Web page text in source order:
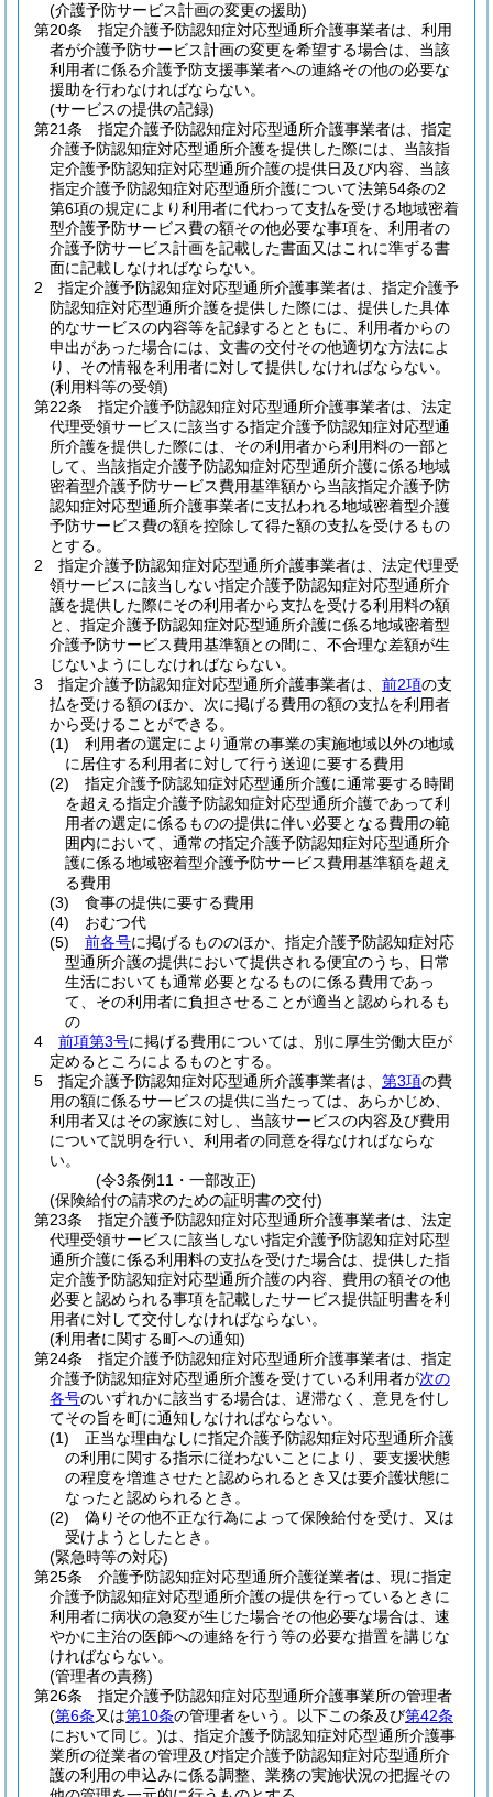
(介護予防サービス計画の変更の援助)
第20条
指定介護予防認知症対応型通所介護事業者は、利用
者が介護予防サービス計画の変更を希望する場合は、当該
利用者に係る介護予防支援事業者への連絡その他の必要な
援助を行わなければならない。
(サービスの提供の記録)
第21条
指定介護予防認知症対応型通所介護事業者は、指定
介護予防認知症対応型通所介護を提供した際には、当該指
定介護予防認知症対応型通所介護の提供日及び内容、当該
指定介護予防認知症対応型通所介護について法第54条の2
第6項の規定により利用者に代わって支払を受ける地域密着
型介護予防サービス費の額その他必要な事項を、利用者の
介護予防サービス計画を記載した書面又はこれに準ずる書
面に記載しなければならない。
2
指定介護予防認知症対応型通所介護事業者は、指定介護予
防認知症対応型通所介護を提供した際には、提供した具体
的なサービスの内容等を記録するとともに、利用者からの
申出があった場合には、文書の交付その他適切な方法によ
り、その情報を利用者に対して提供しなければならない。
(利用料等の受領)
第22条
指定介護予防認知症対応型通所介護事業者は、法定
代理受領サービスに該当する指定介護予防認知症対応型通
所介護を提供した際には、その利用者から利用料の一部と
して、当該指定介護予防認知症対応型通所介護に係る地域
密着型介護予防サービス費用基準額から当該指定介護予防
認知症対応型通所介護事業者に支払われる地域密着型介護
予防サービス費の額を控除して得た額の支払を受けるもの
とする。
2
指定介護予防認知症対応型通所介護事業者は、法定代理受
領サービスに該当しない指定介護予防認知症対応型通所介
護を提供した際にその利用者から支払を受ける利用料の額
と、指定介護予防認知症対応型通所介護に係る地域密着型
介護予防サービス費用基準額との間に、不合理な差額が生
じないようにしなければならない。
3
指定介護予防認知症対応型通所介護事業者は、 前2項の支
払を受ける額のほか、次に掲げる費用の額の支払を利用者
から受けることができる。
(1)
利用者の選定により通常の事業の実施地域以外の地域
に居住する利用者に対して行う送迎に要する費用
(2)
指定介護予防認知症対応型通所介護に通常要する時間
を超える指定介護予防認知症対応型通所介護であって利
用者の選定に係るものの提供に伴い必要となる費用の範
囲内において、通常の指定介護予防認知症対応型通所介
護に係る地域密着型介護予防サービス費用基準額を超え
る費用
(3)
食事の提供に要する費用
(4)
おむつ代
(5)
前各号に掲げるもののほか、指定介護予防認知症対応
型通所介護の提供において提供される便宜のうち、日常
生活においても通常必要となるものに係る費用であっ
て、その利用者に負担させることが適当と認められるも
の
4
前項第3号に掲げる費用については、別に厚生労働大臣が
定めるところによるものとする。
5
指定介護予防認知症対応型通所介護事業者は、 第3項の費
用の額に係るサービスの提供に当たっては、あらかじめ、
利用者又はその家族に対し、当該サービスの内容及び費用
について説明を行い、利用者の同意を得なければならな
い。
(令3条例11・一部改正)
(保険給付の請求のための証明書の交付)
第23条
指定介護予防認知症対応型通所介護事業者は、法定
代理受領サービスに該当しない指定介護予防認知症対応型
通所介護に係る利用料の支払を受けた場合は、提供した指
定介護予防認知症対応型通所介護の内容、費用の額その他
必要と認められる事項を記載したサービス提供証明書を利
用者に対して交付しなければならない。
(利用者に関する町への通知)
第24条
指定介護予防認知症対応型通所介護事業者は、指定
介護予防認知症対応型通所介護を受けている利用者が次の
各号のいずれかに該当する場合は、遅滞なく、意見を付し
てその旨を町に通知しなければならない。
(1)
正当な理由なしに指定介護予防認知症対応型通所介護
の利用に関する指示に従わないことにより、要支援状態
の程度を増進させたと認められるとき又は要介護状態に
なったと認められるとき。
(2)
偽りその他不正な行為によって保険給付を受け、又は
受けようとしたとき。
(緊急時等の対応)
第25条
介護予防認知症対応型通所介護従業者は、現に指定
介護予防認知症対応型通所介護の提供を行っているときに
利用者に病状の急変が生じた場合その他必要な場合は、速
やかに主治の医師への連絡を行う等の必要な措置を講じな
ければならない。
(管理者の責務)
第26条
指定介護予防認知症対応型通所介護事業所の管理者
(第6条又は第10条の管理者をいう。以下この条及び第42条
において同じ。)は、指定介護予防認知症対応型通所介護事
業所の従業者の管理及び指定介護予防認知症対応型通所介
護の利用の申込みに係る調整、業務の実施状況の把握その